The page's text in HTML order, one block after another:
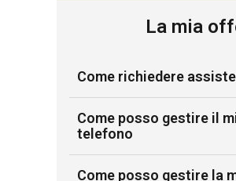
La mia
Come richiedere
Come posso gestire il
telefono
Come posso gestire la